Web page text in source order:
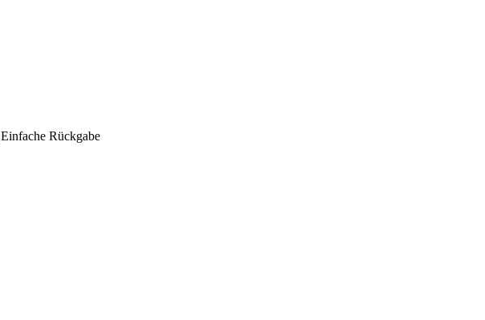
Einfache Rückgabe